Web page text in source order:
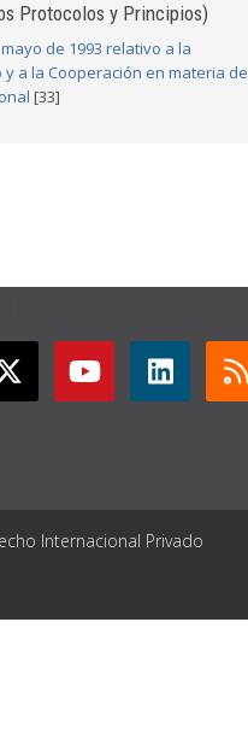
Protocolos y Principios)
de 1993 relativo a la
y a la Cooperación en materia de
[33]
Internacional Privado